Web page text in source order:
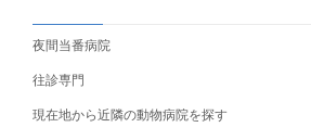
夜間当番病院
往診専門
現在地から近隣の動物病院を探す